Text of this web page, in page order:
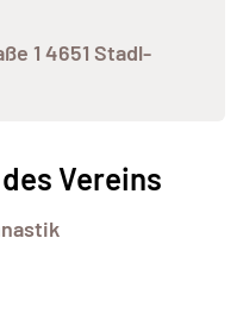
1 4651 Stadl-
Vereins